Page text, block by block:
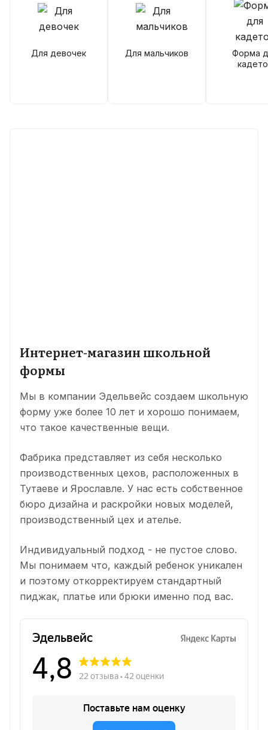
Для девочек Для мальчиков
Форма
Интернет-магазин школьной
формы
Мы в компании Эдельвейс создаем школьную
форму уже более 10 лет и хорошо понимаем,
что такое качественные вещи.
Фабрика представляет из себя несколько
производственных цехов, расположенных в
Тутаеве и Ярославле. У нас есть собственное
бюро дизайна и раскройки новых моделей,
производственный цех и ателье.
Индивидуальный подход - не пустое слово.
Мы понимаем что, каждый ребенок уникален
и поэтому откорректируем стандартный
пиджак, платье или брюки именно под вас.